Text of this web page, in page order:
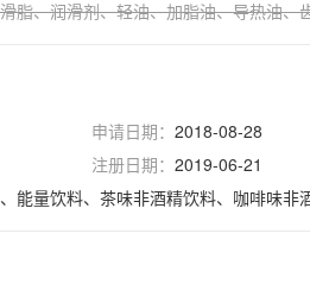
脂、润滑剂、轻油、加脂油、导热油、
申请日期： 2018-08-28
注册日期： 2019-06-21
饮料、茶味非酒精饮料、咖啡味非酒精饮